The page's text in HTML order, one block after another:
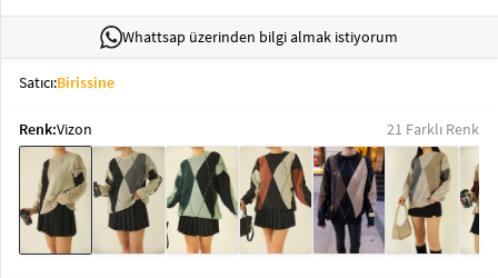
Sweatshirt
T-Shirt
Giyimkeyboard_arrow_down
Takımlar keyboard_arrow_down
Whattsap üzerinden bilgi almak istiyorum
Satıcı:Birissine
Renk:Vizon 21 Farklı Renk